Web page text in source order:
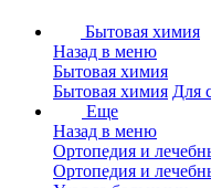
Бытовая химия
Назад в меню
Бытовая химия
Бытовая химия Для
Еще
Назад в меню
Ортопедия и
Ортопедия и